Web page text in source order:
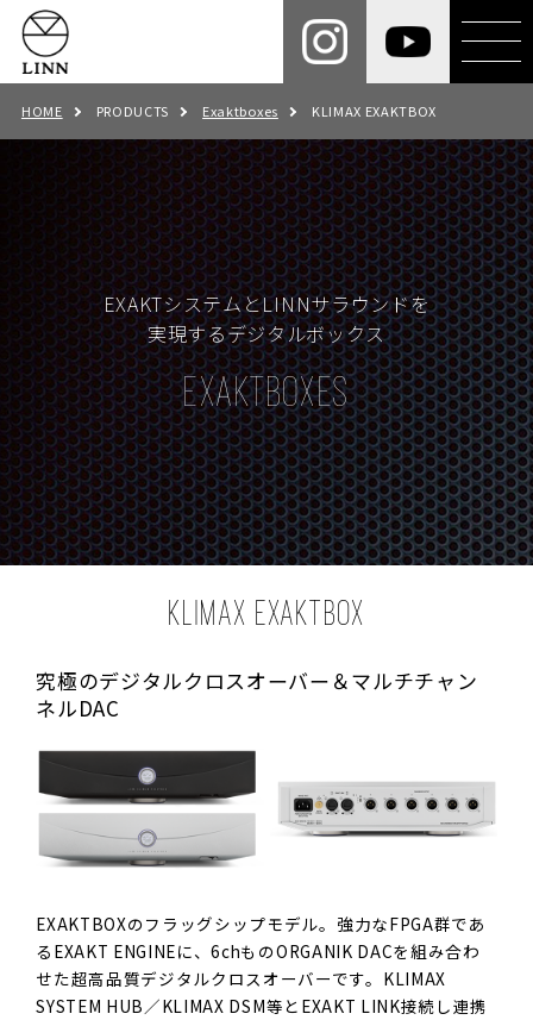
HOME PRODUCTS Exaktboxes KLIMAX EXAKTBOX
EXAKTシステムとLINNサラウンドを
実現するデジタルボックス
EXAKTBOXES
KLIMAX EXAKTBOX
究極のデジタルクロスオーバー＆マルチチャン
ネルDAC
EXAKTBOXのフラッグシップモデル。強力なFPGA群であ
るEXAKT ENGINEに、6chものORGANIK DACを組み合わ
せた超高品質デジタルクロスオーバーです。KLIMAX
SYSTEM HUB／KLIMAX DSM等とEXAKT LINK接続し連携